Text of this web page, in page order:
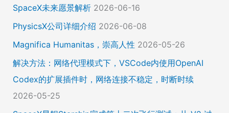
SpaceX未来愿景解析 2026-06-16
PhysicsX公司详细介绍 2026-06-08
Magnifica Humanitas，崇高人性 2026-05-26
解决方法：网络代理模式下，VSCode内使用OpenAI
Codex的扩展插件时，网络连接不稳定，时断时续
2026-05-25